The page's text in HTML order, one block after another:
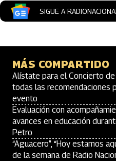
SIGUE A
MÁS COMPARTIDO
Alístate para el Concierto de
todas las recomendaciones
evento
Evaluación con
avances en educación
Petro
“Aguacero”, “Hoy estamos
de la semana de Radio